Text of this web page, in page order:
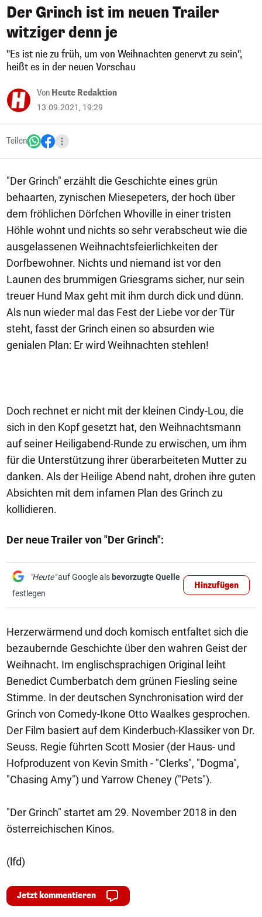
Der Grinch ist im neuen Trailer
witziger denn je
"Es ist nie zu früh, um von Weihnachten genervt zu sein",
heißt es in der neuen Vorschau
Von Heute Redaktion
13.09.2021, 19:29
Teilen
"Der Grinch" erzählt die Geschichte eines grün
behaarten, zynischen Miesepeters, der hoch über
dem fröhlichen Dörfchen Whoville in einer tristen
Höhle wohnt und nichts so sehr verabscheut wie die
ausgelassenen Weihnachtsfeierlichkeiten der
Dorfbewohner. Nichts und niemand ist vor den
Launen des brummigen Griesgrams sicher, nur sein
treuer Hund Max geht mit ihm durch dick und dünn.
Als nun wieder mal das Fest der Liebe vor der Tür
steht, fasst der Grinch einen so absurden wie
genialen Plan: Er wird Weihnachten stehlen!
Doch rechnet er nicht mit der kleinen Cindy-Lou, die
sich in den Kopf gesetzt hat, den Weihnachtsmann
auf seiner Heiligabend-Runde zu erwischen, um ihm
für die Unterstützung ihrer überarbeiteten Mutter zu
danken. Als der Heilige Abend naht, drohen ihre guten
Absichten mit dem infamen Plan des Grinch zu
kollidieren.
Der neue Trailer von "Der Grinch":
"Heute"auf Google als bevorzugte Quelle
festlegen
Hinzufügen
Herzerwärmend und doch komisch entfaltet sich die
bezaubernde Geschichte über den wahren Geist der
Weihnacht. Im englischsprachigen Original leiht
Benedict Cumberbatch dem grünen Fiesling seine
Stimme. In der deutschen Synchronisation wird der
Grinch von Comedy-Ikone Otto Waalkes gesprochen.
Der Film basiert auf dem Kinderbuch-Klassiker von Dr.
Seuss. Regie führten Scott Mosier (der Haus- und
Hofproduzent von Kevin Smith - "Clerks", "Dogma",
"Chasing Amy") und Yarrow Cheney ("Pets").
"Der Grinch" startet am 29. November 2018 in den
österreichischen Kinos.
(lfd)
Jetzt kommentieren